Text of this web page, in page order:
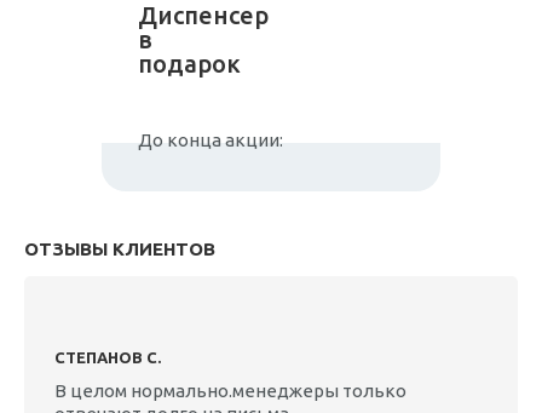
Диспенсер
в
подарок
До конца акции:
ОТЗЫВЫ КЛИЕНТОВ
СТЕПАНОВ С.
В целом нормально.менеджеры только